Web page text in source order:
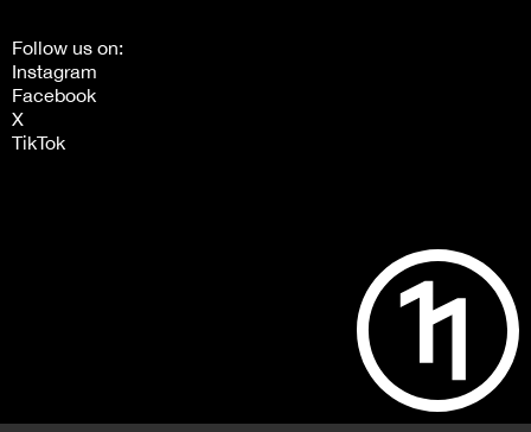
Follow us on:
Instagram
Facebook
X
TikTok